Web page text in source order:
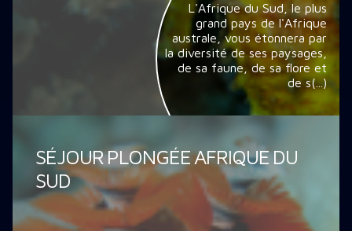
L'Afrique du Sud, le plus
grand pays de l'Afrique
australe, vous étonnera par
la diversité de ses paysages,
de sa faune, de sa flore et
de s(...)
SÉJOUR PLONGÉE AFRIQUE DU
SUD